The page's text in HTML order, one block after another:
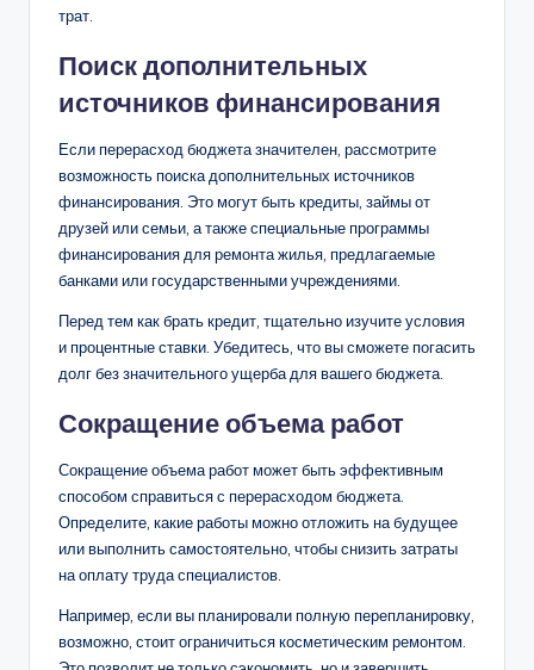
бюджета и определите, какие из них являются
Например, если вы планировали дорогие отделочные
материалы, рассмотрите более доступные альтернативы.
категории расходов. Это позволит вам сосредоточиться
на самых важных аспектах ремонта и избежать лишних
трат.
Поиск дополнительных
источников финансирования
Если перерасход бюджета значителен, рассмотрите
возможность поиска дополнительных источников
друзей или семьи, а также специальные программы
банками или государственными учреждениями.
Перед тем как брать кредит, тщательно изучите условия
и процентные ставки. Убедитесь, что вы сможете погасить
долг без значительного ущерба для вашего бюджета.
Сокращение объема работ